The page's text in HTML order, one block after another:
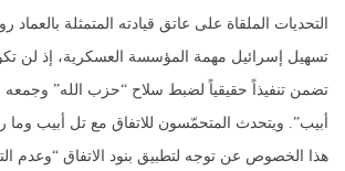
التحديات الملقاة على عاتق قيادته المتمثلة
تسهيل إسرائيل مهمة المؤسسة العسكرية، إذ لن
تضمن تنفيذاً حقيقياً لضبط سلاح “حزب الله” وجمعه
أبيب”. ويتحدث المتحمّسون للاتفاق مع تل أبيب
هذا الخصوص عن توجه لتطبيق بنود الاتفاق “وعدم